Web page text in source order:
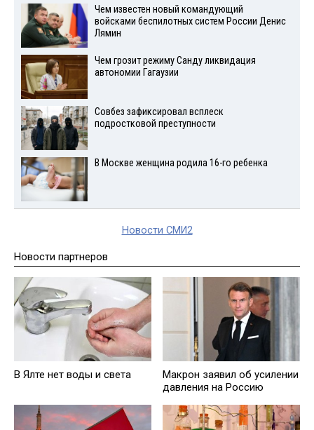
Чем известен новый командующий
войсками беспилотных систем России Денис
Лямин
Чем грозит режиму Санду ликвидация
автономии Гагаузии
Совбез зафиксировал всплеск
подростковой преступности
В Москве женщина родила 16-го ребенка
Новости СМИ2
Новости партнеров
В Ялте нет воды и света
Макрон заявил об усилении
давления на Россию